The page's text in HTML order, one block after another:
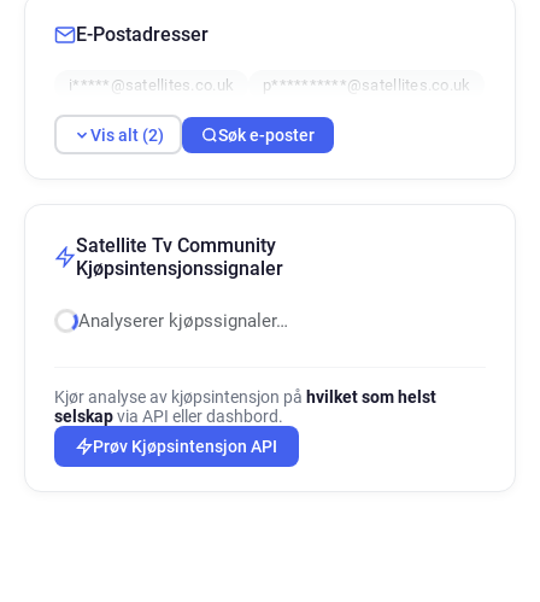
E-Postadresser
i*****@satellites.co.uk p**********@satellites.co.uk
Vis alt (2) Søk e-poster
Satellite Tv Community
Kjøpsintensjonssignaler
Analyserer kjøpssignaler…
Kjør analyse av kjøpsintensjon på hvilket som helst
selskapvia API eller dashbord.
Prøv Kjøpsintensjon API